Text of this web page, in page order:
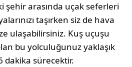
şehir arasında uçak seferleri
taşırken siz de hava
ulaşabilirsiniz. Kuş uçuşu
bu yolculuğunuz yaklaşık
dakika sürecektir.